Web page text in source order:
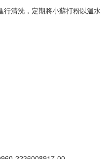
行清洗，定期將小蘇打粉以溫水